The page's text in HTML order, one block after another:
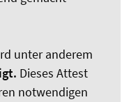
unter anderem
Dieses Attest
notwendigen